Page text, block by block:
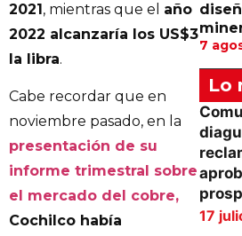
2021, mientras que el año
2022 alcanzaría los US$3
la libra.
Cabe recordar que en
noviembre pasado, en la
presentación de su
informe trimestral sobre
el mercado del cobre,
Cochilco había
7
Lo
17